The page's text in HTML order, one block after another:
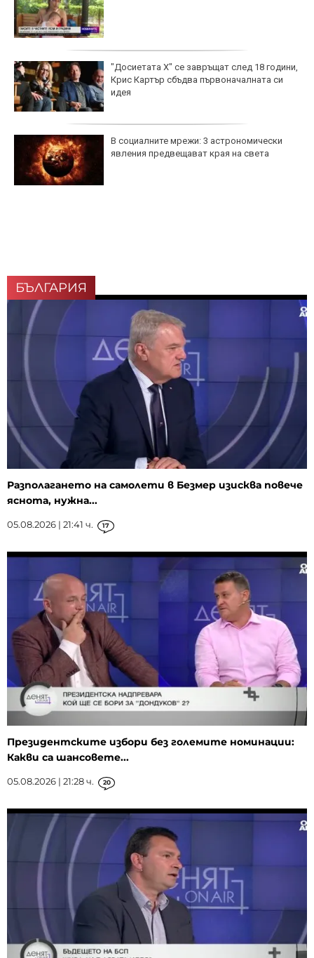
"Досиетата Х" се завръщат след 18 години,
Крис Картър сбъдва първоначалната си
идея
В социалните мрежи: 3 астрономически
явления предвещават края на света
БЪЛГАРИЯ
Разполагането на самолети в Безмер изисква повече
яснота, нужна...
05.08.2026 | 21:41 ч. 17
Президентските избори без големите номинации:
Какви са шансовете...
05.08.2026 | 21:28 ч. 20